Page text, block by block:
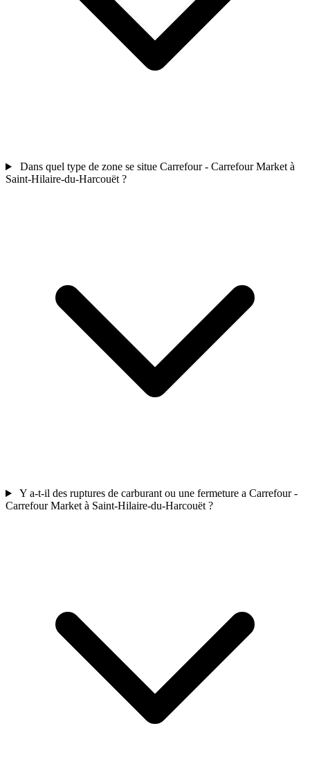
Dans quel type de zone se situe Carrefour - Carrefour Market à
Saint-Hilaire-du-Harcouët ?
Y a-t-il des ruptures de carburant ou une fermeture a Carrefour -
Carrefour Market à Saint-Hilaire-du-Harcouët ?